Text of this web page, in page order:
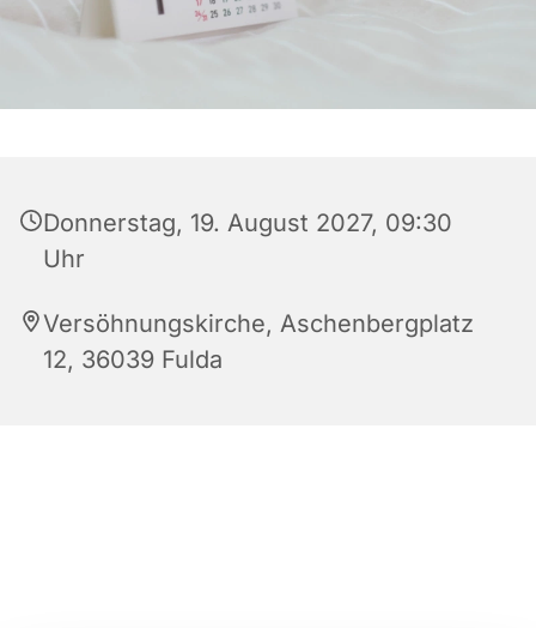
Donnerstag, 19. August 2027, 09:30
Uhr
Versöhnungskirche, Aschenbergplatz
12, 36039 Fulda